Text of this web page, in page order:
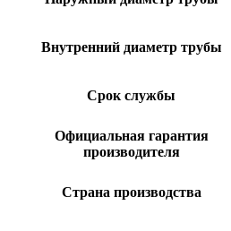
Внутренний диаметр трубы
Срок службы
Официальная гарантия
производителя
Страна производства